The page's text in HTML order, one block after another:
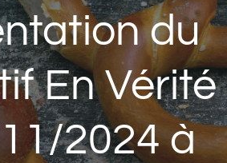
du
En Vérité
2024 à